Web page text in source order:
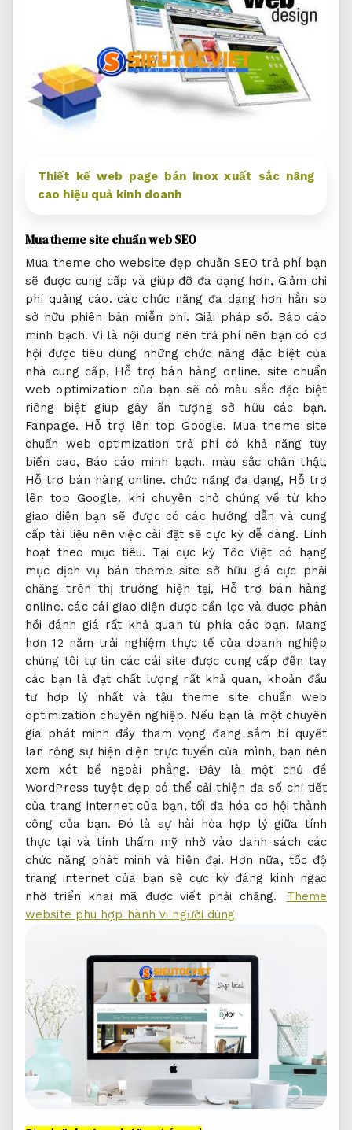
Thiết kế web page bán inox xuất sắc nâng
cao hiệu quả kinh doanh
Mua theme sitechuẩn web SEO
Mua theme cho website đẹp chuẩn SEO trả phí bạn
sẽ được cung cấp và giúp đỡ đa dạng hơn, Giảm chi
phí quảng cáo. các chức năng đa dạng hơn hẳn so
sở hữu phiên bản miễn phí.Giải pháp số. Báo cáo
minh bạch. Vì là nội dung nên trả phí nên bạn có cơ
hội được tiêu dùng những chức năng đặc biệt của
nhà cung cấp, Hỗ trợ bán hàng online. site chuẩn
web optimization của bạn sẽ có màu sắc đặc biệt
riêng biệt giúp gây ấn tượng sở hữu các bạn.
Fanpage. Hỗ trợ lên top Google. Mua theme site
chuẩn web optimization trả phí có khả năng tùy
biến cao, Báo cáo minh bạch. màu sắc chân thật,
Hỗ trợ bán hàng online. chức năng đa dạng, Hỗ trợ
lên top Google. khi chuyên chở chúng về từ kho
giao diện bạn sẽ được có các hướng dẫn và cung
cấp tài liệu nên việc cài đặt sẽ cực kỳ dễ dàng. Linh
hoạt theo mục tiêu. Tại cực kỳ Tốc Việt có hạng
mục dịch vụ bán theme site sở hữu giá cực phải
chăng trên thị trường hiện tại, Hỗ trợ bán hàng
online. các cái giao diện được cần lọc và được phản
hồi đánh giá rất khả quan từ phía các bạn. Mang
hơn 12 năm trải nghiệm thực tế của doanh nghiệp
chúng tôi tự tin các cái site được cung cấp đến tay
các bạn là đạt chất lượng rất khả quan, khoản đầu
tư hợp lý nhất và tậu theme site chuẩn web
optimization chuyên nghiệp. Nếu bạn là một chuyên
gia phát minh đầy tham vọng đang sắm bí quyết
lan rộng sự hiện diện trực tuyến của mình, bạn nên
xem xét bề ngoài phẳng. Đây là một chủ đề
WordPress tuyệt đẹp có thể cải thiện đa số chi tiết
của trang internet của bạn, tối đa hóa cơ hội thành
công của bạn. Đó là sự hài hòa hợp lý giữa tính
thực tại và tính thẩm mỹ nhờ vào danh sách các
chức năng phát minh và hiện đại. Hơn nữa, tốc độ
trang internet của bạn sẽ cực kỳ đáng kinh ngạc
nhờ triển khai mã được viết phải chăng.
Theme
website phù hợp hành vi người dùng